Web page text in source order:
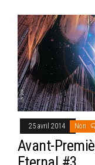
25 avril 2014 Non
Avant-